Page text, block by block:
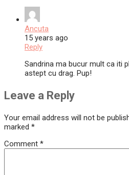
Ancuta
15 years ago
Reply
Sandrina ma bucur mult ca iti
astept cu drag. Pup!
Leave a Reply
Your email address will not be
marked *
Comment *